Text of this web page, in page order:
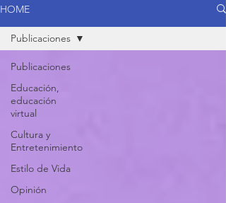
HOME
Publicaciones
Educación,
educación
virtual
Cultura y
Entretenimiento
Estilo de Vida
Opinión
Publicaciones